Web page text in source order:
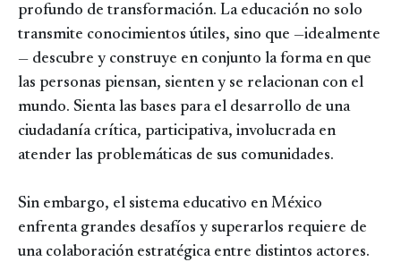
profundo de transformación. La educación no solo
transmite conocimientos útiles, sino que —idealmente
— descubre y construye en conjunto la forma en que
las personas piensan, sienten y se relacionan con el
mundo. Sienta las bases para el desarrollo de una
ciudadanía crítica, participativa, involucrada en
atender las problemáticas de sus comunidades.
Sin embargo, el sistema educativo en México
enfrenta grandes desafíos y superarlos requiere de
una colaboración estratégica entre distintos actores.